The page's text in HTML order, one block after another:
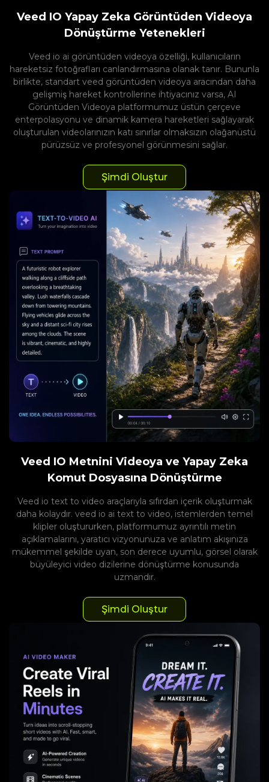
Veed IO Yapay Zeka Görüntüden Videoya
Dönüştürme Yetenekleri
Veed io ai görüntüden videoya özelliği, kullanıcıların
hareketsiz fotoğrafları canlandırmasına olanak tanır. Bununla
birlikte, standart veed görüntüden videoya aracından daha
gelişmiş hareket kontrollerine ihtiyacınız varsa, AI
Görüntüden Videoya platformumuz üstün çerçeve
enterpolasyonu ve dinamik kamera hareketleri sağlayarak
oluşturulan videolarınızın katı sınırlar olmaksızın olağanüstü
pürüzsüz ve profesyonel görünmesini sağlar.
Şimdi Oluştur
Veed IO Metnini Videoya ve Yapay Zeka
Komut Dosyasına Dönüştürme
Veed io text to video araçlarıyla sıfırdan içerik oluşturmak
daha kolaydır. veed io ai text to video, istemlerden temel
klipler oluştururken, platformumuz ayrıntılı metin
açıklamalarını, yaratıcı vizyonunuza ve anlatım akışınıza
mükemmel şekilde uyan, son derece uyumlu, görsel olarak
büyüleyici video dizilerine dönüştürme konusunda
uzmandır.
Şimdi Oluştur